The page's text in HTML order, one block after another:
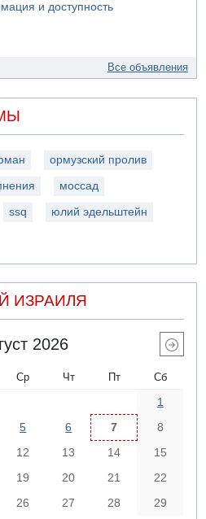
и доступность
Все объявления
ормузский пролив
моссад
ssq юлий эдельштейн
ИЗРАИЛЯ
2026
Ср Чт Пт Сб
1
5 6 7
8
12 13 14
15
19 20 21
22
26 27 28
29